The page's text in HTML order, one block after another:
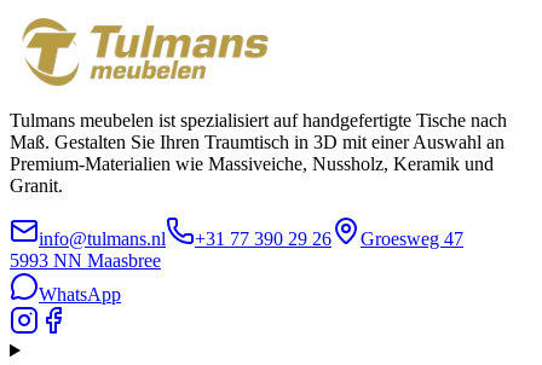
Tulmans meubelen ist spezialisiert auf handgefertigte Tische nach
Maß. Gestalten Sie Ihren Traumtisch in 3D mit einer Auswahl an
Premium-Materialien wie Massiveiche, Nussholz, Keramik und
Granit.
info@tulmans.nl +31 77 390 29 26
Groesweg 47
5993 NN Maasbree
WhatsApp